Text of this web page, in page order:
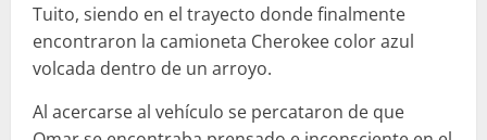
Tuito, siendo en el trayecto donde finalmente
encontraron la camioneta Cherokee color azul
volcada dentro de un arroyo.
Al acercarse al vehículo se percataron de que